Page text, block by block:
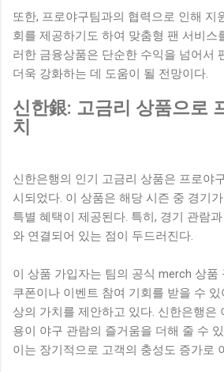
또한, 프로야구팀과의 협력으로 인해 지
회를 제공하기도 하여 맞춤형 팬 서비스
러한 금융상품은 단순한 수익을 넘어서
더욱 강화하는 데 도움이 될 전망이다.
신한銀: 고금리 상품으로
치
신한은행의 인기 고금리 상품은 프로야
시되었다. 이 상품은 해당 시즌 중 경기
특별 혜택이 제공된다. 특히, 경기 관람
와 연결되어 있는 점이 두드러진다.
이 상품 가입자는 팀의 공식 merch 상품
쿠폰이나 이벤트 참여 기회를 받을 수
상의 가치를 제안하고 있다. 신한은행은
용이 야구 관람의 즐거움을 더해 줄 수
이는 장기적으로 고객의 충성도 증가로